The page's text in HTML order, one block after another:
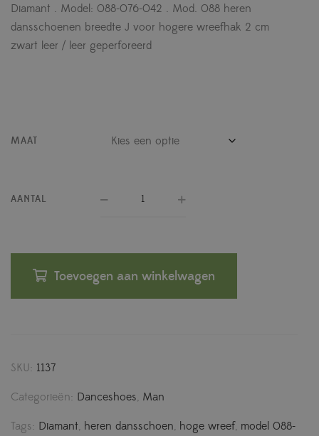
Diamant . Model: 088-076-042 . Mod. 088 heren
dansschoenen breedte J voor hogere wreefhak 2 cm
zwart leer / leer geperforeerd
MAAT
AANTAL
Toevoegen aan winkelwagen
SKU: 1137
Categorieën: Danceshoes, Man
Tags: Diamant, heren dansschoen, hoge wreef, model 088-